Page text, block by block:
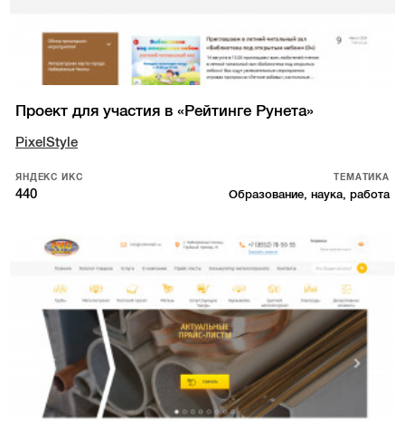
Проект для участия в «Рейтинге Рунета»
PixelStyle
ЯНДЕКС ИКС
440
ТЕМАТИКА
Образование, наука, работа